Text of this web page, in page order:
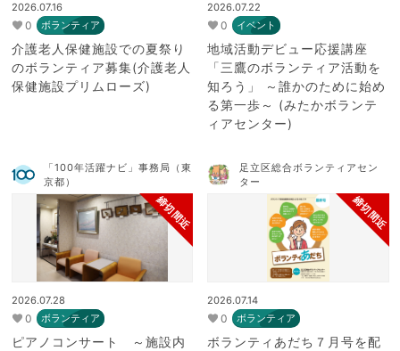
2026.07.16
0 ボランティア
介護老人保健施設での夏祭り
のボランティア募集(介護老人
保健施設プリムローズ)
2026.07.22
0 イベント
地域活動デビュー応援講座
「三鷹のボランティア活動を
知ろう」 ～誰かのために始め
る第一歩～ (みたかボランテ
ィアセンター)
「100年活躍ナビ」事務局（東
京都）
締切間近
2026.07.28
0 ボランティア
ピアノコンサート ～施設内
足立区総合ボランティアセン
ター
締切間近
2026.07.14
0 ボランティア
ボランティあだち７月号を配